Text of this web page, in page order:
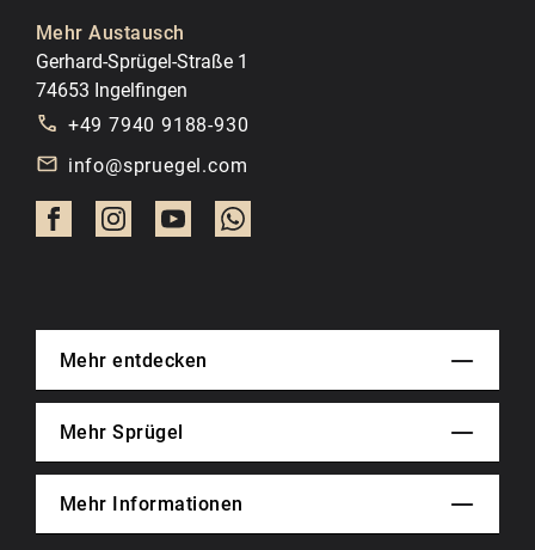
Mehr Austausch
Gerhard-Sprügel-Straße 1
74653 Ingelfingen
+49 7940 9188-930
info@spruegel.com
Mehr entdecken
Mehr Sprügel
Mehr Informationen